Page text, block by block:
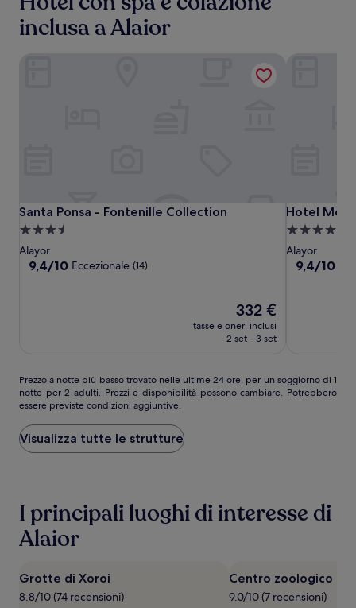
inclusa a Alaior
Santa
Ponsa
-
Fontenille
Collection
Santa
Ponsa
-
Fontenille
Collection
Santa Ponsa - Fontenille Collection
Santa Ponsa - Fontenille Collection
Struttura
a
3.5
Alayor
9.4
9,4/10 Eccezionale (14)
Il
prezzo
attuale
332 €
tasse e oneri inclusi
2 set - 3 set
Santa Ponsa - Fontenille Collection
Hotel
Menorca
Hotel
Hotel
Struttura
a
4.0
Alayor
9.4
9,4/10
Hotel
Prezzo
a
notte
più
basso
trovato
ore,
per
un
1
notte
Prezzo a notte più basso trovato nelle ultime 24 ore, per un soggiorno di 1
notte per 2 adulti. Prezzi e disponibilità possono cambiare. Potrebbero
essere previste condizioni aggiuntive.
Visualizza tutte le strutture
I principali luoghi di interesse di
Alaior
Grotte di Xoroi
8.8/10 (74 recensioni)
Centro zoologico
9.0/10 (7 recensioni)